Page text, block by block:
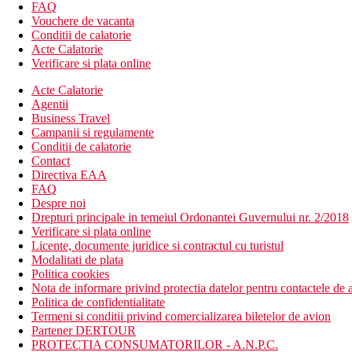
Activitati sportive gratuite
plaja
Activitati sportive contra cost
biliard
darts
inchiriere de biciclete
Masa
Mic dejun
mic dejun continental tip bufet
Categoria oficiala
3 stele
Nota
In Grecia, exista obligatia de a plati taxa climatica in functie de
Taxa turistica
Incepand cu 2025, in Grecia exista obligatia de a plati taxa
statiune in Grecia sunt (Aprilie – Octombrie): 5.00 €. Tarifele
FAQ
Vouchere de vacanta
Conditii de calatorie
Acte Calatorie
Verificare si plata online
Acte Calatorie
Agentii
Business Travel
Campanii si regulamente
Conditii de calatorie
Contact
Directiva EAA
FAQ
Despre noi
Drepturi principale in temeiul Ordonantei Guvernului nr. 2/2018
Verificare si plata online
Licente, documente juridice si contractul cu turistul
Modalitati de plata
Politica cookies
Nota de informare privind protectia datelor pentru contactele de
Politica de confidentialitate
Termeni si conditii privind comercializarea biletelor de avion
Partener DERTOUR
PROTECTIA CONSUMATORILOR - A.N.P.C.